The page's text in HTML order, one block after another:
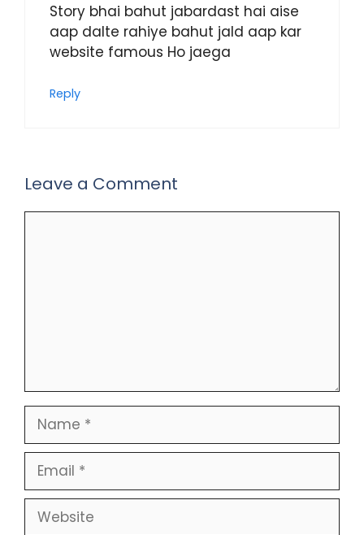
Story bhai bahut jabardast hai aise
aap dalte rahiye bahut jald aap kar
website famous Ho jaega
Reply
Leave a Comment
Name
Email
Website